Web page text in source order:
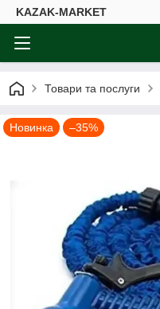
KAZAK-MARKET
Товари та послуги
Новинка –35%